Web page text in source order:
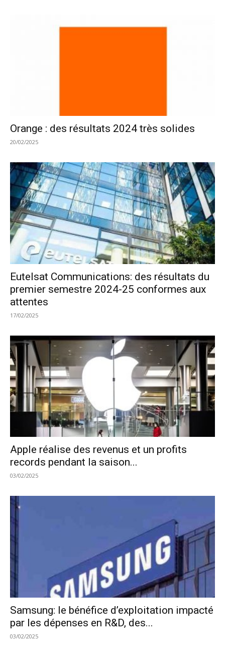
Orange : des résultats 2024 très solides
20/02/2025
Eutelsat Communications: des résultats du
premier semestre 2024-25 conformes aux
attentes
17/02/2025
Apple réalise des revenus et un profits
records pendant la saison...
03/02/2025
Samsung: le bénéfice d’exploitation impacté
par les dépenses en R&D, des...
03/02/2025